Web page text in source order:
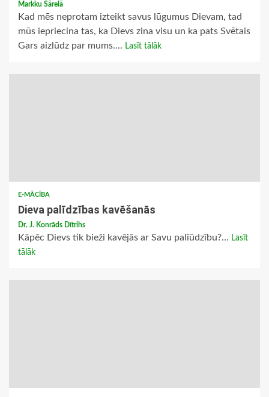
Markku Särelä
Kad mēs neprotam izteikt savus lūgumus Dievam, tad
mūs iepriecina tas, ka Dievs zina visu un ka pats Svētais
Gars aizlūdz par mums.... Lasīt tālāk
E-MĀCĪBA
Dieva palīdzības kavēšanās
Dr. J. Konrāds Dītrihs
Kāpēc Dievs tik bieži kavējās ar Savu palīūdzību?... Lasīt
tālāk